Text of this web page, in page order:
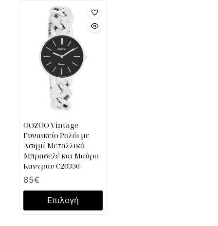
OOZOO Vintage
Γυναικείο Ρολόι με
Ασημί Μεταλλικό
Μπρασελέ και Μαύρο
Καντράν C20356
85€
Επιλογή